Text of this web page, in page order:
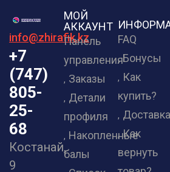
info@zhirafik.kz
+7
(747)
805-
25-
68
Костанай,
9
МОЙ
АККАУНТ
Панель
управления
Заказы
Детали
профиля
Накопленные
балы
FAQ
Бонусы
Как
купить?
Доставка
Как
вернуть